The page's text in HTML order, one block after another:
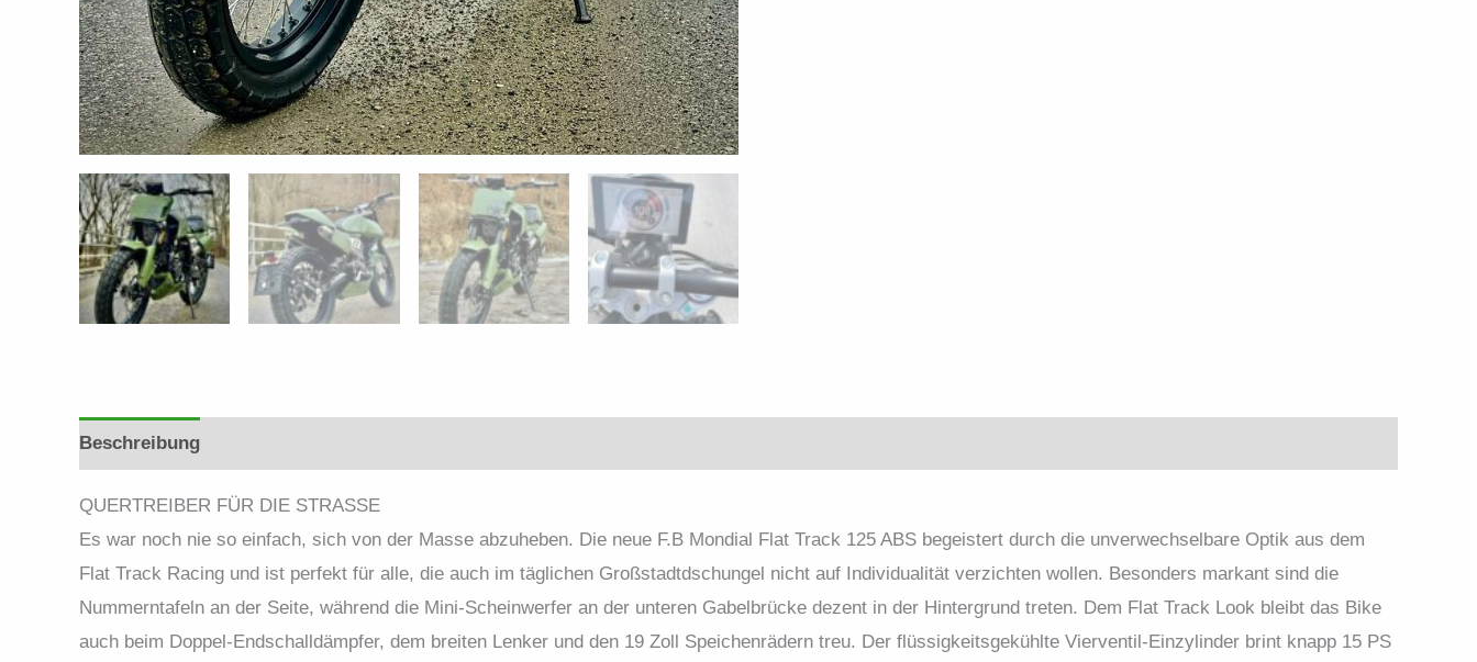
Beschreibung
QUERTREIBER FÜR DIE STRASSE
Es war noch nie so einfach, sich von der Masse abzuheben. Die neue F.B Mondial Flat Track 125 ABS begeistert durch die unverwechselbare Optik aus dem
Flat Track Racing und ist perfekt für alle, die auch im täglichen Großstadtdschungel nicht auf Individualität verzichten wollen. Besonders markant sind die
Nummerntafeln an der Seite, während die Mini-Scheinwerfer an der unteren Gabelbrücke dezent in der Hintergrund treten. Dem Flat Track Look bleibt das Bike
auch beim Doppel-Endschalldämpfer, dem breiten Lenker und den 19 Zoll Speichenrädern treu. Der flüssigkeitsgekühlte Vierventil-Einzylinder brint knapp 15 PS